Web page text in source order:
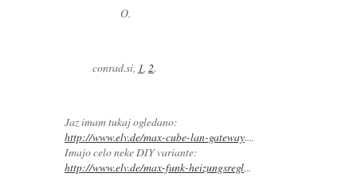
O.
conrad.si, 1, 2.
Jaz imam tukaj ogledano:
http://www.elv.de/max-cube-lan-gateway....
Imajo celo neke DIY variante:
http://www.elv.de/max-funk-heizungsregl...